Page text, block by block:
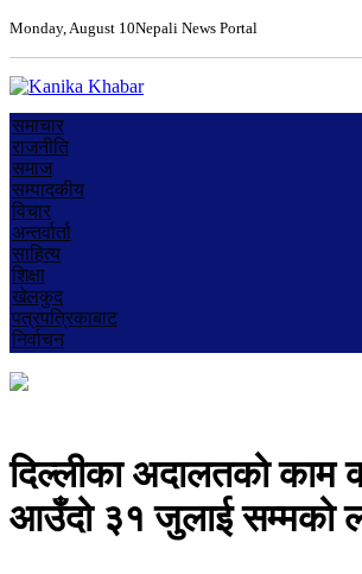
Monday, August 10Nepali News Portal
समाचार
राजनीति
समाज
सम्पादकीय
विचार
अन्तर्वार्ता
साहित्य
शिक्षा
खेलकुद
पत्रपत्रिकाबाट
निर्वाचन
दिल्लीका अदालतको काम
आउँदो ३१ जुलाई सम्मको